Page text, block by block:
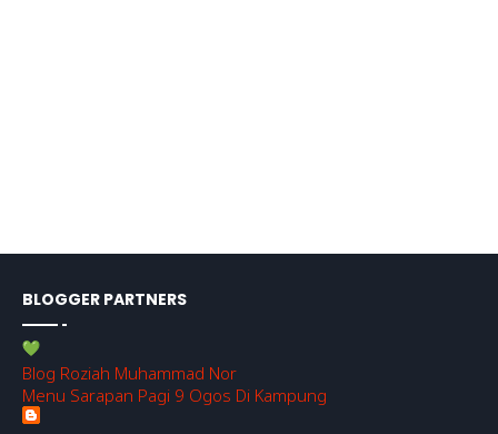
BLOGGER PARTNERS
Blog Roziah Muhammad Nor
Menu Sarapan Pagi 9 Ogos Di Kampung